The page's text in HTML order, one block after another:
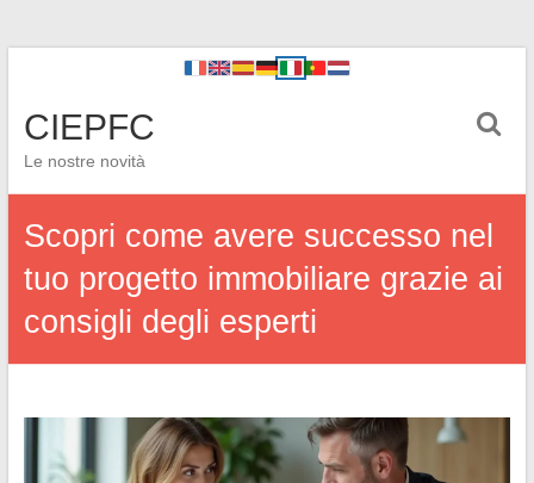
CIEPFC
Le nostre novità
Scopri come avere successo nel
tuo progetto immobiliare grazie ai
consigli degli esperti